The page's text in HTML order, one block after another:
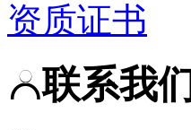
资质证书
联系我们